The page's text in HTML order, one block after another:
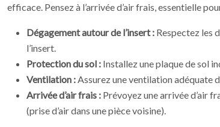
efficace. Pensez à l’arrivée d’air frais, essentielle
Dégagement autour de l’insert : Respectez les
l’insert.
Protection du sol : Installez une plaque de sol
Ventilation :Assurez une ventilation adéquate
Arrivée d’air frais : Prévoyez une arrivée d’air
(prise d’air dans une pièce voisine).